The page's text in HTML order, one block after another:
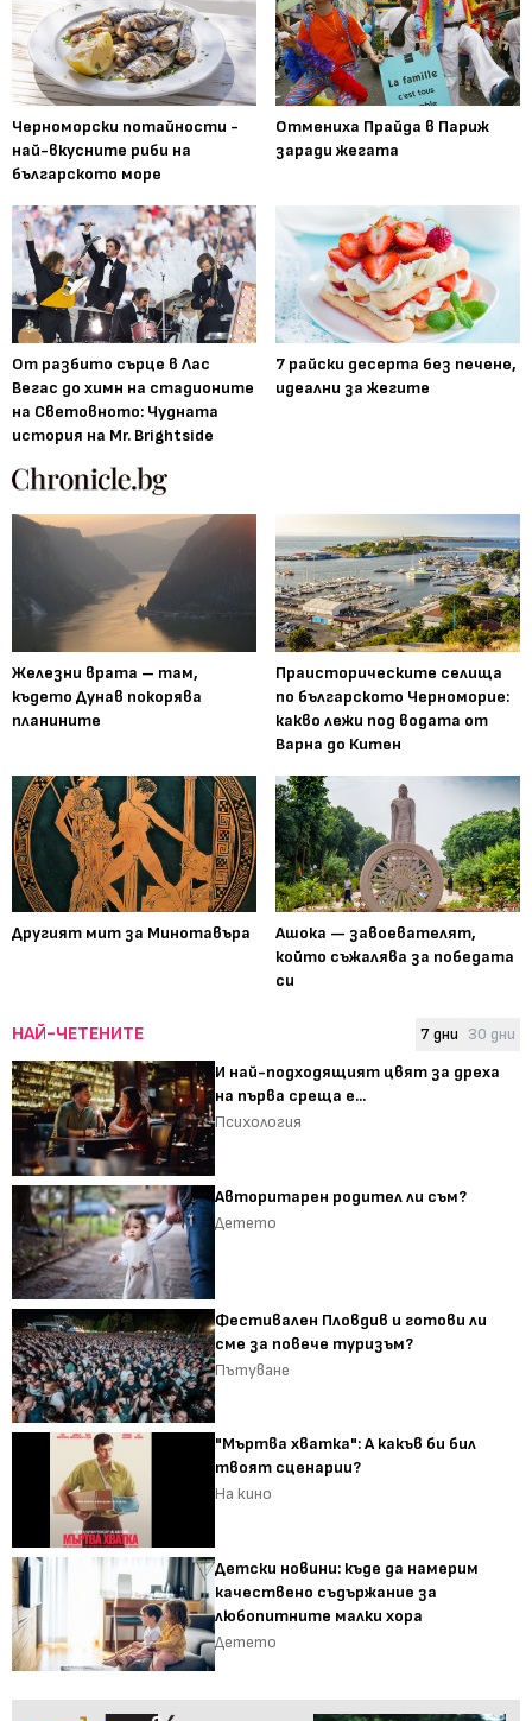
Черноморски потайности -
най-вкусните риби на
българското море
Отмениха Прайда в Париж
заради жегата
От разбито сърце в Лас
Вегас до химн на стадионите
на Световното: Чудната
история на Mr. Brightside
7 райски десерта без печене,
идеални за жегите
Железни врата – там,
където Дунав покорява
планините
Праисторическите селища
по българското Черноморие:
какво лежи под водата от
Варна до Китен
Другият мит за Минотавъра
Ашока — завоевателят,
който съжалява за победата
си
НАЙ-ЧЕТЕНИТЕ 7 дни 30 дни
И най-подходящият цвят за дреха
на първа среща е...
Психология
Авторитарен родител ли съм?
Детето
Фестивален Пловдив и готови ли
сме за повече туризъм?
Пътуване
"Мъртва хватка": А какъв би бил
твоят сценарии?
На кино
Детски новини: къде да намерим
качествено съдържание за
любопитните малки хора
Детето